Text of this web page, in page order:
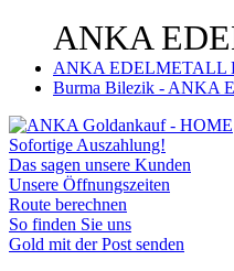
ANKA
ANKA EDELMETALL
Burma Bilezik - ANKA
Sofortige Auszahlung!
Das sagen unsere Kunden
Unsere Öffnungszeiten
Route berechnen
So finden Sie uns
Gold mit der Post senden